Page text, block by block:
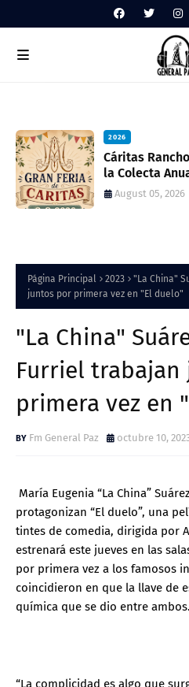
2026
Cáritas
la Colecta
feria solidaria
August 05, 2026
Página Principal 2023
"La China"
juntos por primera vez en "El duelo"
"La China"
Furriel
primera vez en
Fm General Paz octubre 10,
María Eugenia “La China”
protagonizan “El duelo”, una
tintes de comedia, dirigida por
estrenará este jueves en las
por primera vez a los famosos
coincidieron en que la llave de
química que se dio entre ambos.
“La complicidad es algo que